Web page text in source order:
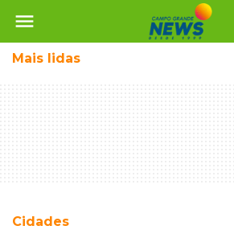
menu
Mais lidas
Cidades